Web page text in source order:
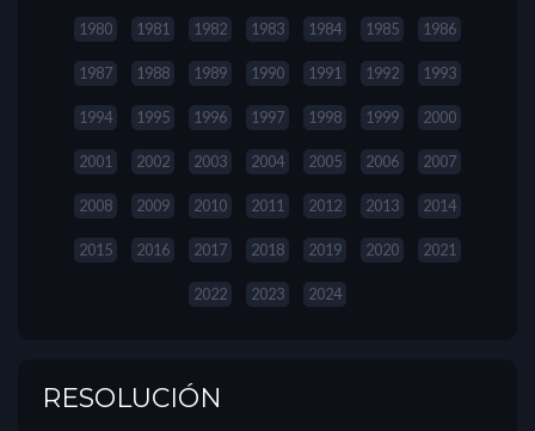
1980 1981 1982 1983 1984 1985 1986
1987 1988 1989 1990 1991 1992 1993
1994 1995 1996 1997 1998 1999 2000
2001 2002 2003 2004 2005 2006 2007
2008 2009 2010 2011 2012 2013 2014
2015 2016 2017 2018 2019 2020 2021
2022 2023 2024
RESOLUCIÓN